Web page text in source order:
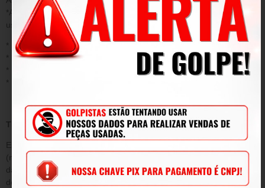
*Acidentes/ uso inadequado do produto/ sinistro/ negligência ou
uso fora das conformidades.
* Desgaste ou danos causados por agentes naturais;
* Instalação ou aplicação inadequada;
* Modificações, adaptações e adulterações no produto original
* Mau uso;
TERMO DE GARANTIA
Este termo tem como objetivo garantir pelo período de 90
(noventa) dias de prazo, tempo determinado por lei a contar da
data de emissão da Nota Fiscal de venda e conforme condições
descritas abaixo, a qualidade do produto contra defeitos de